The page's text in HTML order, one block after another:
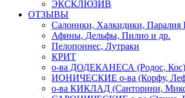
ЭКСКЛЮЗИВ
ОТЗЫВЫ
Салоники, Халкидики, Паралия
Афины, Дельфы, Пилио и др.
Пелопоннес, Лутраки
КРИТ
о-ва ДОДЕКАНЕСА (Родос, Кос)
ИОНИЧЕСКИЕ о-ва (Корфу,
о-ва КИКЛАД (Санторини,